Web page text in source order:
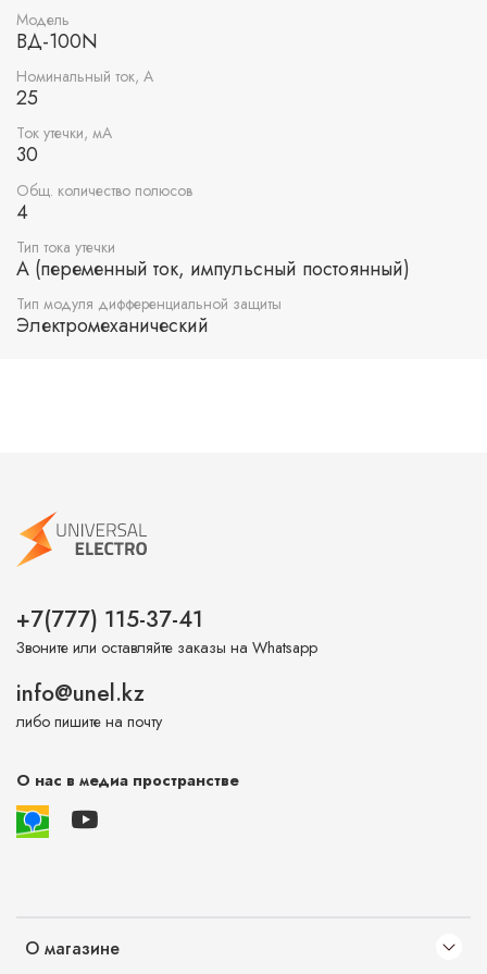
Модель
ВД-100N
Номинальный ток, А
25
Ток утечки, мА
30
Общ. количество полюсов
4
Тип тока утечки
A (переменный ток, импульсный постоянный)
Тип модуля дифференциальной защиты
Электромеханический
О магазине
+7(777) 115-37-41
Звоните или оставляйте заказы на Whatsapp
info@unel.kz
либо пишите на почту
О нас в медиа пространстве